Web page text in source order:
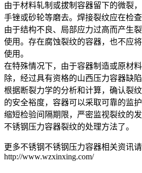
由于材料轧制或拔制容器留下的微裂
手锉或砂轮等磨去。焊接裂纹应在检查
由于结构不良、局部应力过高而产生
使用。存在腐蚀裂纹的容器，也不应
使用。
在特殊情况下，由于容器制造或原材
除，经过具有资格的山西压力容器缺
根据断裂力学的分析和计算，确认裂
的安全裕度，容器可以采取可靠的监
缩短检验间隔期限，严密监视裂纹的
不锈钢压力容器裂纹的处理方法了。
更多不锈钢不锈钢压力容器相关资讯请
http://www.wzxinxing.com/